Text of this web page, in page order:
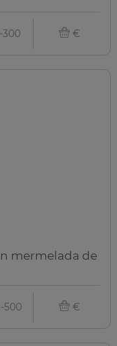
300 €
mermelada de
500 €